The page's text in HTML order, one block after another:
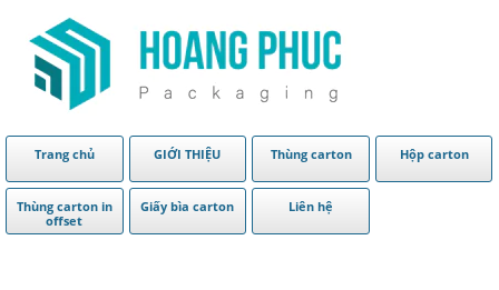
Trang chủ GIỚI THIỆU Thùng carton Hộp carton
Thùng carton in
offset
Giấy bìa carton Liên hệ